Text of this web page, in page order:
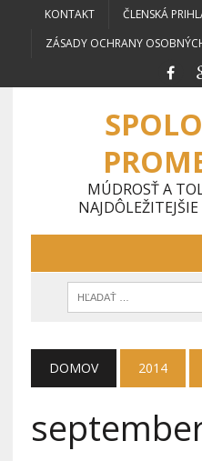
KONTAKT ČLENSKÁ
ZÁSADY OCHRANY
MÚDROSŤ A
DOMOV 2014